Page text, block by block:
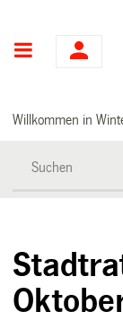
Willkommen in